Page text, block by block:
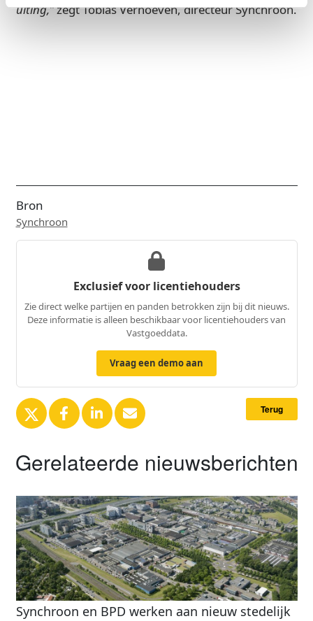
uiting,”zegt Tobias Verhoeven, directeur Synchroon.
Bron
Synchroon
Exclusief voor licentiehouders
Zie direct welke partijen en panden betrokken zijn bij dit nieuws.
Deze informatie is alleen beschikbaar voor licentiehouders van
Vastgoeddata.
Vraag een demo aan
Terug
Gerelateerde nieuwsberichten
Synchroon en BPD werken aan nieuw stedelijk